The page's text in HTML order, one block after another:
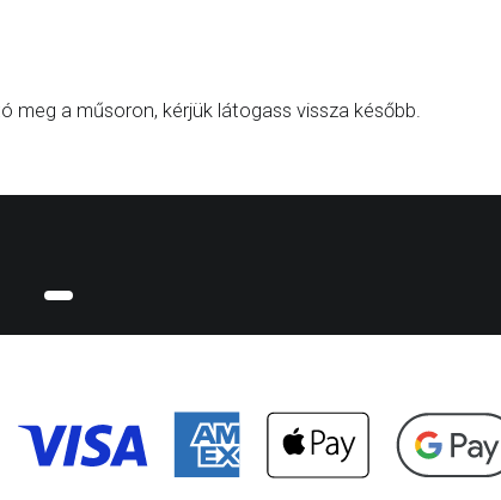
meg a műsoron, kérjük látogass vissza később.